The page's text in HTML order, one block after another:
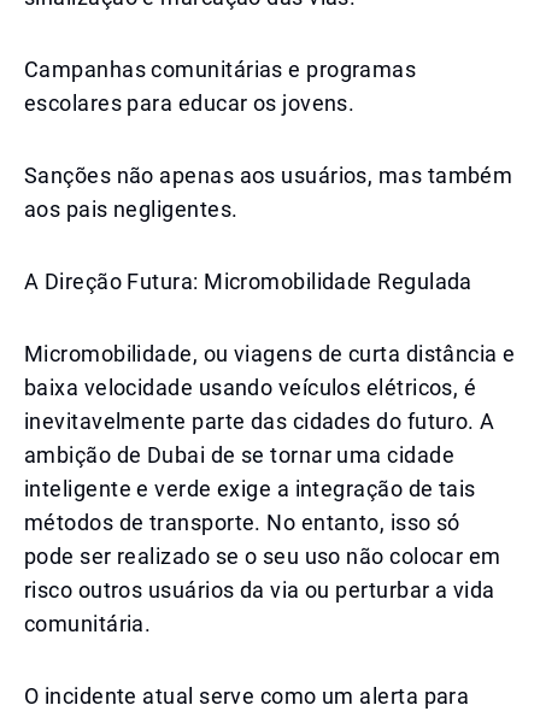
Campanhas comunitárias e programas
escolares para educar os jovens.
Sanções não apenas aos usuários, mas também
aos pais negligentes.
A Direção Futura: Micromobilidade Regulada
Micromobilidade, ou viagens de curta distância e
baixa velocidade usando veículos elétricos, é
inevitavelmente parte das cidades do futuro. A
ambição de Dubai de se tornar uma cidade
inteligente e verde exige a integração de tais
métodos de transporte. No entanto, isso só
pode ser realizado se o seu uso não colocar em
risco outros usuários da via ou perturbar a vida
comunitária.
O incidente atual serve como um alerta para